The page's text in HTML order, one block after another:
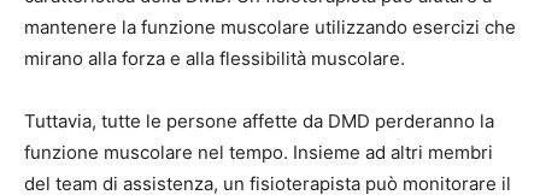
mantenere la funzione muscolare utilizzando esercizi che
mirano alla forza e alla flessibilità muscolare.
Tuttavia, tutte le persone affette da DMD perderanno la
funzione muscolare nel tempo. Insieme ad altri membri
del team di assistenza, un fisioterapista può monitorare il